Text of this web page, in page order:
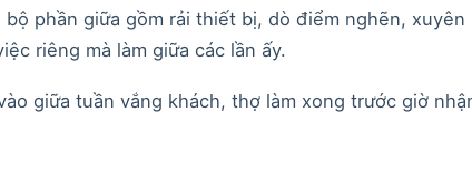
phần giữa gồm rải thiết bị, dò điểm nghẽn, xuyên
riêng mà làm giữa các lần ấy.
giữa tuần vắng khách, thợ làm xong trước giờ